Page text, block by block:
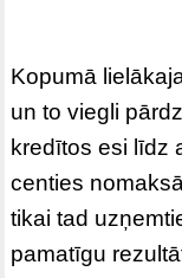
Kopumā
un to viegli
kredītos esi līdz
centies
tikai tad
pamatīgu